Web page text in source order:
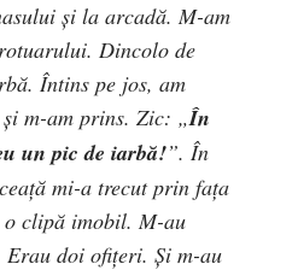
şi la arcadă. M-am
Dincolo de
Întins pe jos, am
m-am prins. Zic: „În
un pic de iarbă!”. În
mi-a trecut prin faţa
clipă imobil. M-au
doi ofiţeri. Şi m-au